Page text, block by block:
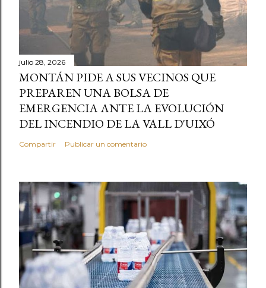
julio 28, 2026
MONTÁN PIDE A SUS VECINOS QUE
PREPAREN UNA BOLSA DE
EMERGENCIA ANTE LA EVOLUCIÓN
DEL INCENDIO DE LA VALL D'UIXÓ
Compartir Publicar un comentario